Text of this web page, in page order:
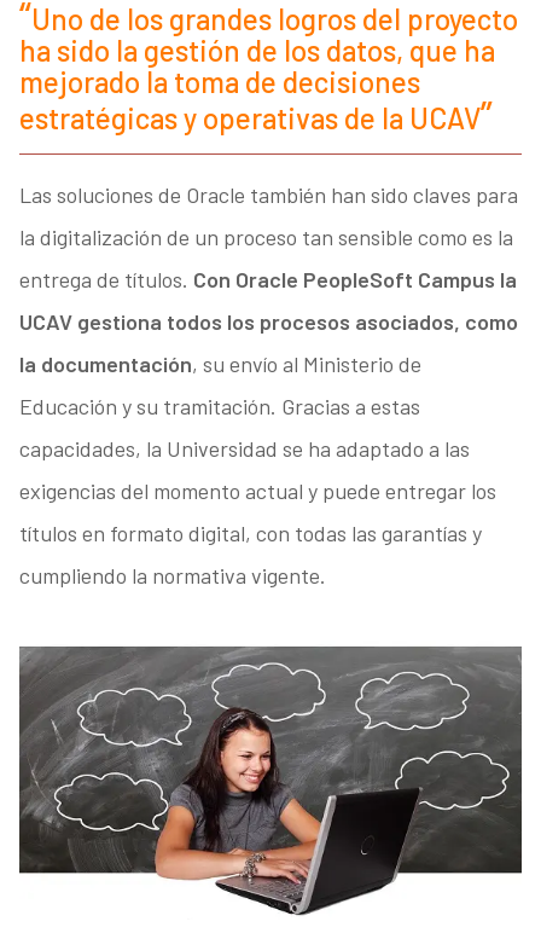
Uno de los grandes logros del proyecto
ha sido la gestión de los datos, que ha
mejorado la toma de decisiones
estratégicas y operativas de la UCAV
Las soluciones de Oracle también han sido claves para
la digitalización de un proceso tan sensible como es la
entrega de títulos. Con Oracle PeopleSoft Campus la
UCAV gestiona todos los procesos asociados, como
la documentación, su envío al Ministerio de
Educación y su tramitación. Gracias a estas
capacidades, la Universidad se ha adaptado a las
exigencias del momento actual y puede entregar los
títulos en formato digital, con todas las garantías y
cumpliendo la normativa vigente.